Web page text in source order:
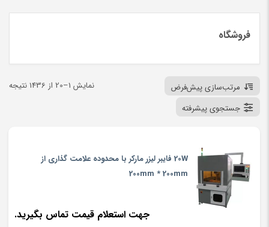
فروشگاه
نمایش 1–20 از 1436 نتیجه
مرتب‌سازی پیش‌فرض
جستجوی پیشرفته
20W فایبر لیزر مارکر با محدوده علامت گذاری از
200mm * 200mm
جهت استعلام قیمت تماس بگیرید.